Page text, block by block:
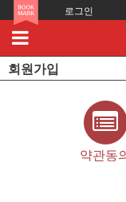
로그인
회원가입
약관동